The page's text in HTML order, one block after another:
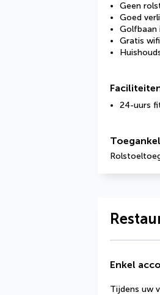
Geen
Goed
Golfbaan
Gratis wifi
24-uurs
Enkel
Tijdens uw